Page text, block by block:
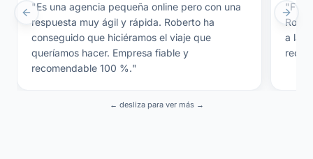
"Es una agencia pequeña online pero con una
respuesta muy ágil y rápida. Roberto ha
conseguido que hiciéramos el viaje que
queríamos hacer. Empresa fiable y
recomendable 100 %."
"Fue
a la
Previous slide Next
← desliza para ver más →